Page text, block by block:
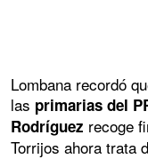
Lombana recordó
las primarias del
Rodríguez recoge
Torrijos ahora trata